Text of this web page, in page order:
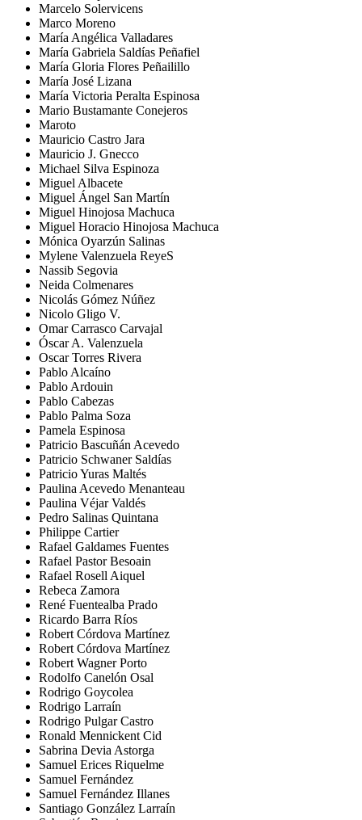
Marcelo Solervicens
Marco Moreno
María Angélica Valladares
María Gabriela Saldías Peñafiel
María Gloria Flores Peñailillo
María José Lizana
María Victoria Peralta Espinosa
Mario Bustamante Conejeros
Maroto
Mauricio Castro Jara
Mauricio J. Gnecco
Michael Silva Espinoza
Miguel Albacete
Miguel Ángel San Martín
Miguel Hinojosa Machuca
Miguel Horacio Hinojosa Machuca
Mónica Oyarzún Salinas
Mylene Valenzuela ReyeS
Nassib Segovia
Neida Colmenares
Nicolás Gómez Núñez
Nicolo Gligo V.
Omar Carrasco Carvajal
Óscar A. Valenzuela
Oscar Torres Rivera
Pablo Alcaíno
Pablo Ardouin
Pablo Cabezas
Pablo Palma Soza
Pamela Espinosa
Patricio Bascuñán Acevedo
Patricio Schwaner Saldías
Patricio Yuras Maltés
Paulina Acevedo Menanteau
Paulina Véjar Valdés
Pedro Salinas Quintana
Philippe Cartier
Rafael Galdames Fuentes
Rafael Pastor Besoain
Rafael Rosell Aiquel
Rebeca Zamora
René Fuentealba Prado
Ricardo Barra Ríos
Robert Córdova Martínez
Robert Córdova Martínez
Robert Wagner Porto
Rodolfo Canelón Osal
Rodrigo Goycolea
Rodrigo Larraín
Rodrigo Pulgar Castro
Ronald Mennickent Cid
Sabrina Devia Astorga
Samuel Erices Riquelme
Samuel Fernández
Samuel Fernández Illanes
Santiago González Larraín